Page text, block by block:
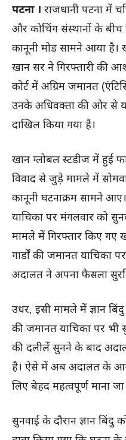
पटना । राजधानी पटना में
और कोचिंग संस्थानों के
कानूनी मोड़ सामने आया
खान सर ने गिरफ्तारी की
कोर्ट में अग्रिम जमानत
उनके अधिवक्ता की ओर से
दाखिल किया गया है।
खान ग्लोबल स्टडीज में हुई
विवाद से जुड़े मामले में
कानूनी घटनाक्रम सामने
याचिका पर मंगलवार को
मामले में गिरफ्तार किए गए
गार्डों की जमानत याचिका
अदालत ने अपना फैसला
उधर, इसी मामले में ज्ञान
की जमानत याचिका पर भी
की दलीलें सुनने के बाद
है। ऐसे में अब अदालत के
लिए बेहद महत्वपूर्ण माना जा
सुनवाई के दौरान ज्ञान